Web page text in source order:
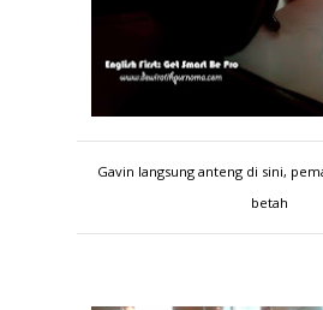
Gavin langsung anteng di sini,
betah